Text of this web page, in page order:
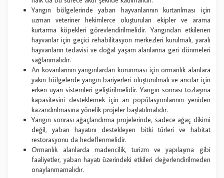
Yangın bölgelerinde yaban hayvanlarının kurtarılması için
uzman veteriner hekimlerce oluşturulan ekipler ve arama
kurtarma köpekleri görevlendirilmelidir. Yangından etkilenen
hayvanlar için geçici rehabilitasyon merkezleri kurulmalı, yaralı
hayvanların tedavisi ve doğal yaşam alanlarına geri dönmeleri
sağlanmalıdır.
Arı kovanlarının yangınlardan korunması için ormanlık alanlara
yakın bölgelerde yangın bariyerleri oluşturulmalı ve arıcılar için
erken uyarı sistemleri geliştirilmelidir. Yangın sonrası tozlaşma
kapasitesini desteklemek için arı popülasyonlarının yeniden
kazandırılmasına yönelik projeler başlatılmalıdır.
Yangın sonrası ağaçlandırma projelerinde, sadece ağaç dikimi
değil, yaban hayatını destekleyen bitki türleri ve habitat
restorasyonu da hedeflenmelidir.
Ormanlık alanlarda madencilik, turizm ve yapılaşma gibi
faaliyetler, yaban hayatı üzerindeki etkileri değerlendirilmeden
onaylanmamalıdır.